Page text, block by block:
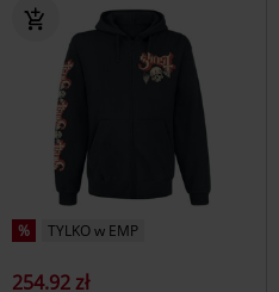
% TYLKO w EMP
254.92 zł